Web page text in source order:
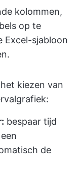
kolommen,
op te
Excel-sjabloon
kiezen van
bespaar tijd
de